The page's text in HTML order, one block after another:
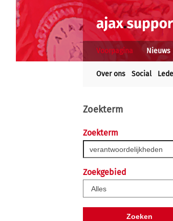
Voorpagina Nieuws
Over ons Social
Zoekterm
Zoekterm
Zoekgebied